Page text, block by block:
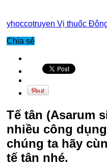
yhoccotruyen Vị thuốc
Chia sẻ
Tế tân (Asarum
nhiều công
chúng ta hãy
tế tân nhé.